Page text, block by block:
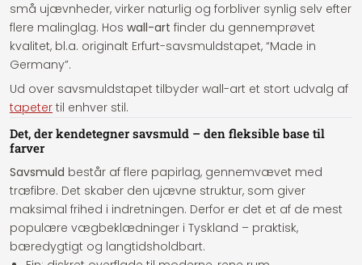
små ujævnheder, virker naturlig og forbliver synlig selv efter
flere malinglag. Hos wall-art finder du gennemprøvet
kvalitet, bl.a. originalt Erfurt-savsmuldstapet, “Made in
Germany”.
Ud over savsmuldstapet tilbyder wall-art et stort udvalg af
tapeter til enhver stil.
Det, der kendetegner savsmuld – den fleksible base til
farver
Savsmuld består af flere papirlag, gennemvævet med
træfibre. Det skaber den ujævne struktur, som giver
maksimal frihed i indretningen. Derfor er det et af de mest
populære vægbeklædninger i Tyskland – praktisk,
bæredygtigt og langtidsholdbart.